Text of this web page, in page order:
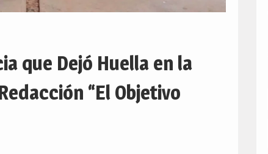
que Dejó Huella en la
“El Objetivo